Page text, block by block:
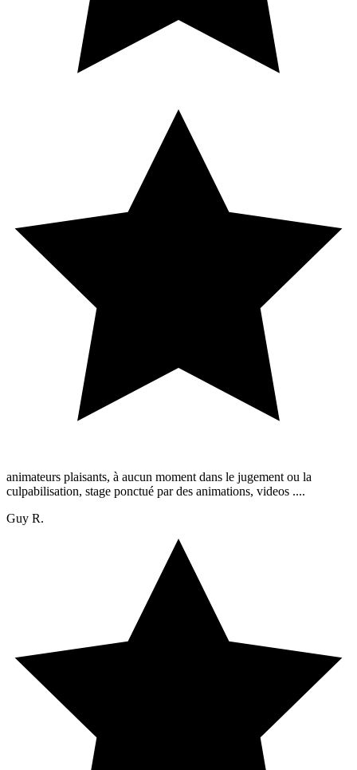
animateurs plaisants, à aucun moment dans le jugement ou la
culpabilisation, stage ponctué par des animations, videos ....
Guy R.